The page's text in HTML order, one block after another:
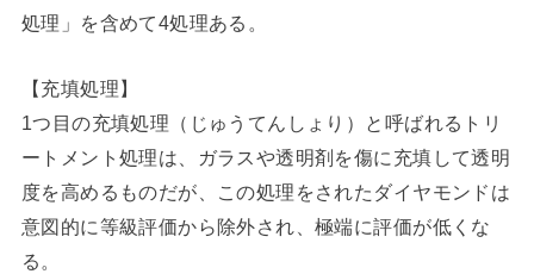
処理」を含めて4処理ある。
【充填処理】
1つ目の充填処理（じゅうてんしょり）と呼ばれるトリ
ートメント処理は、ガラスや透明剤を傷に充填して透明
度を高めるものだが、この処理をされたダイヤモンドは
意図的に等級評価から除外され、極端に評価が低くな
る。